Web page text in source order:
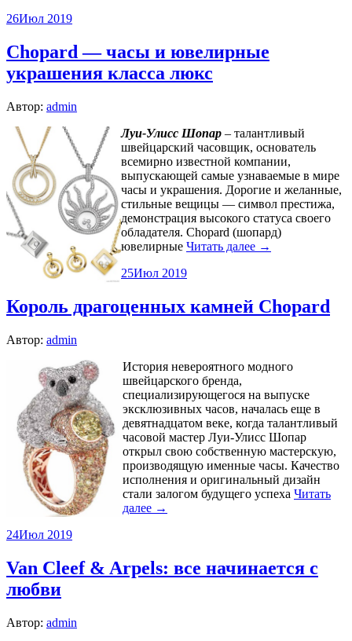
26Июл 2019
Chopard — часы и ювелирные
украшения класса люкс
Автор: admin
Луи-Улисс Шопар – талантливый
швейцарский часовщик, основатель
всемирно известной компании,
выпускающей самые узнаваемые в мире
часы и украшения. Дорогие и желанные,
стильные вещицы — символ престижа,
демонстрация высокого статуса своего
обладателя. Chopard (шопард)
ювелирные Читать далее →
25Июл 2019
Король драгоценных камней Chopard
Автор: admin
История невероятного модного
швейцарского бренда,
специализирующегося на выпуске
эксклюзивных часов, началась еще в
девятнадцатом веке, когда талантливый
часовой мастер Луи-Улисс Шопар
открыл свою собственную мастерскую,
производящую именные часы. Качество
исполнения и оригинальный дизайн
стали залогом будущего успеха Читать
далее →
24Июл 2019
Van Cleef & Arpels: все начинается с
любви
Автор: admin